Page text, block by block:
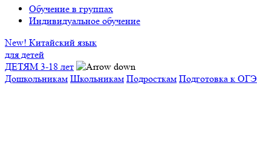
Обучение в группах
Индивидуальное обучение
New! Китайский язык
для детей
ДЕТЯМ 3-18 лет
Дошкольникам Школьникам Подросткам Подготовка к ОГЭ